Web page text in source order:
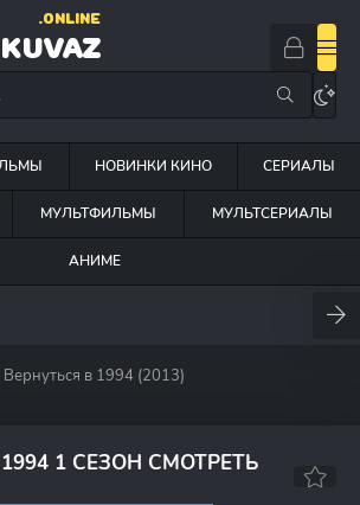
.ONLINE
НОВИНКИ КИНО СЕРИАЛЫ
МУЛЬТФИЛЬМЫ МУЛЬТСЕРИАЛЫ
АНИМЕ
Вернуться в 1994 (2013)
1 СЕЗОН СМОТРЕТЬ